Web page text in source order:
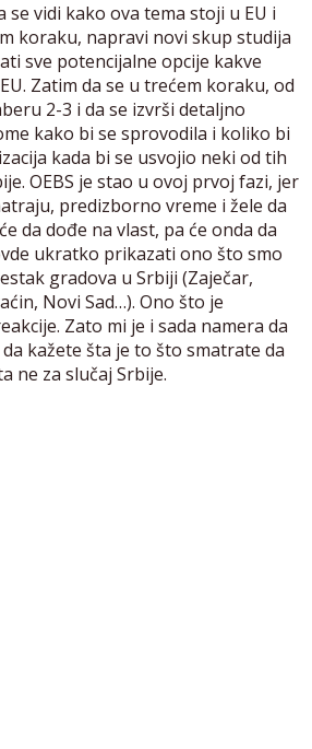
se vidi kako ova tema stoji u EU i
koraku, napravi novi skup studija
sve potencijalne opcije kakve
Zatim da se u trećem koraku, od
2-3 i da se izvrši detaljno
kako bi se sprovodila i koliko bi
kada bi se usvojio neki od tih
OEBS je stao u ovoj prvoj fazi, jer
predizborno vreme i žele da
da dođe na vlast, pa će onda da
ukratko prikazati ono što smo
gradova u Srbiji (Zaječar,
Novi Sad…). Ono što je
Zato mi je i sada namera da
kažete šta je to što smatrate da
ne za slučaj Srbije.